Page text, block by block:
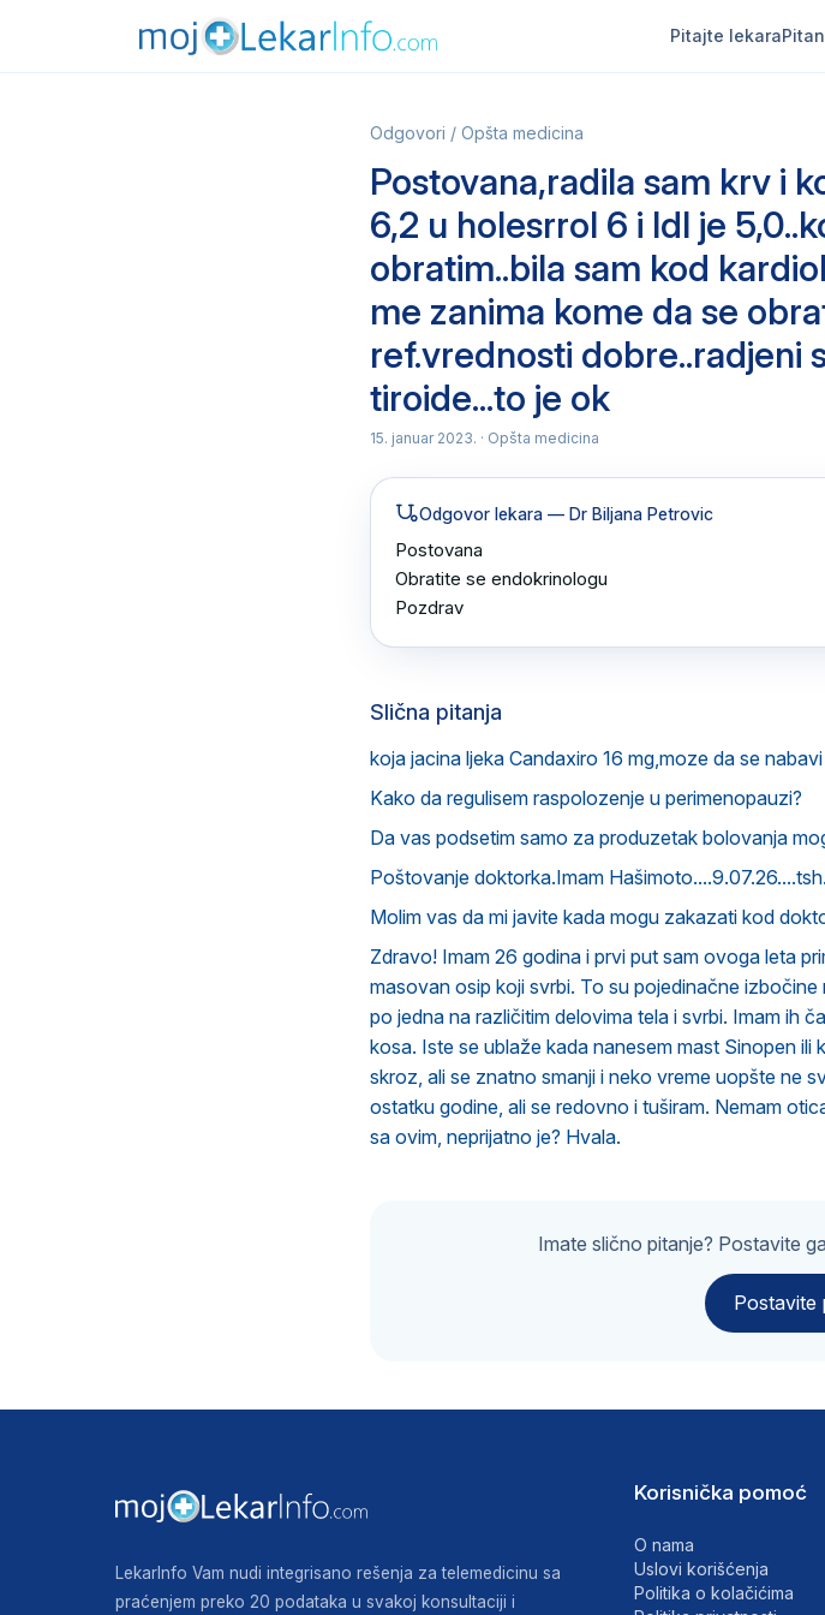
Pitajte lekara
Odgovori / Opšta medicina
Postovana,radila sam krv i
6,2 u holesrrol 6 i ldl je
obratim..bila sam kod
me zanima kome da se
ref.vrednosti dobre..radjeni
tiroide...to je ok
15. januar 2023. · Opšta medicina
Odgovor lekara — Dr Biljana Petrovic
Postovana
Obratite se endokrinologu
Pozdrav
Slična pitanja
koja jacina ljeka Candaxiro 16 mg,moze da se nabavi
Kako da regulisem raspolozenje u perimenopauzi?
Da vas podsetim samo za produzetak bolovanja
Poštovanje doktorka.Imam
Molim vas da mi javite kada mogu zakazati kod
Zdravo! Imam 26 godina i prvi put sam ovoga leta
masovan osip koji svrbi. To su pojedinačne
po jedna na različitim delovima tela i svrbi. Imam ih
kosa. Iste se ublaže kada nanesem mast Sinopen
skroz, ali se znatno smanji i neko vreme uopšte ne
ostatku godine, ali se redovno i tuširam. Nemam
sa ovim, neprijatno je? Hvala.
Imate slično pitanje? Postavite
Postavite
LekarInfo Vam nudi integrisano rešenja za telemedicinu sa
praćenjem preko 20 podataka u svakoj konsultaciji i
Korisnička pomoć
O nama
Uslovi korišćenja
Politika o kolačićima